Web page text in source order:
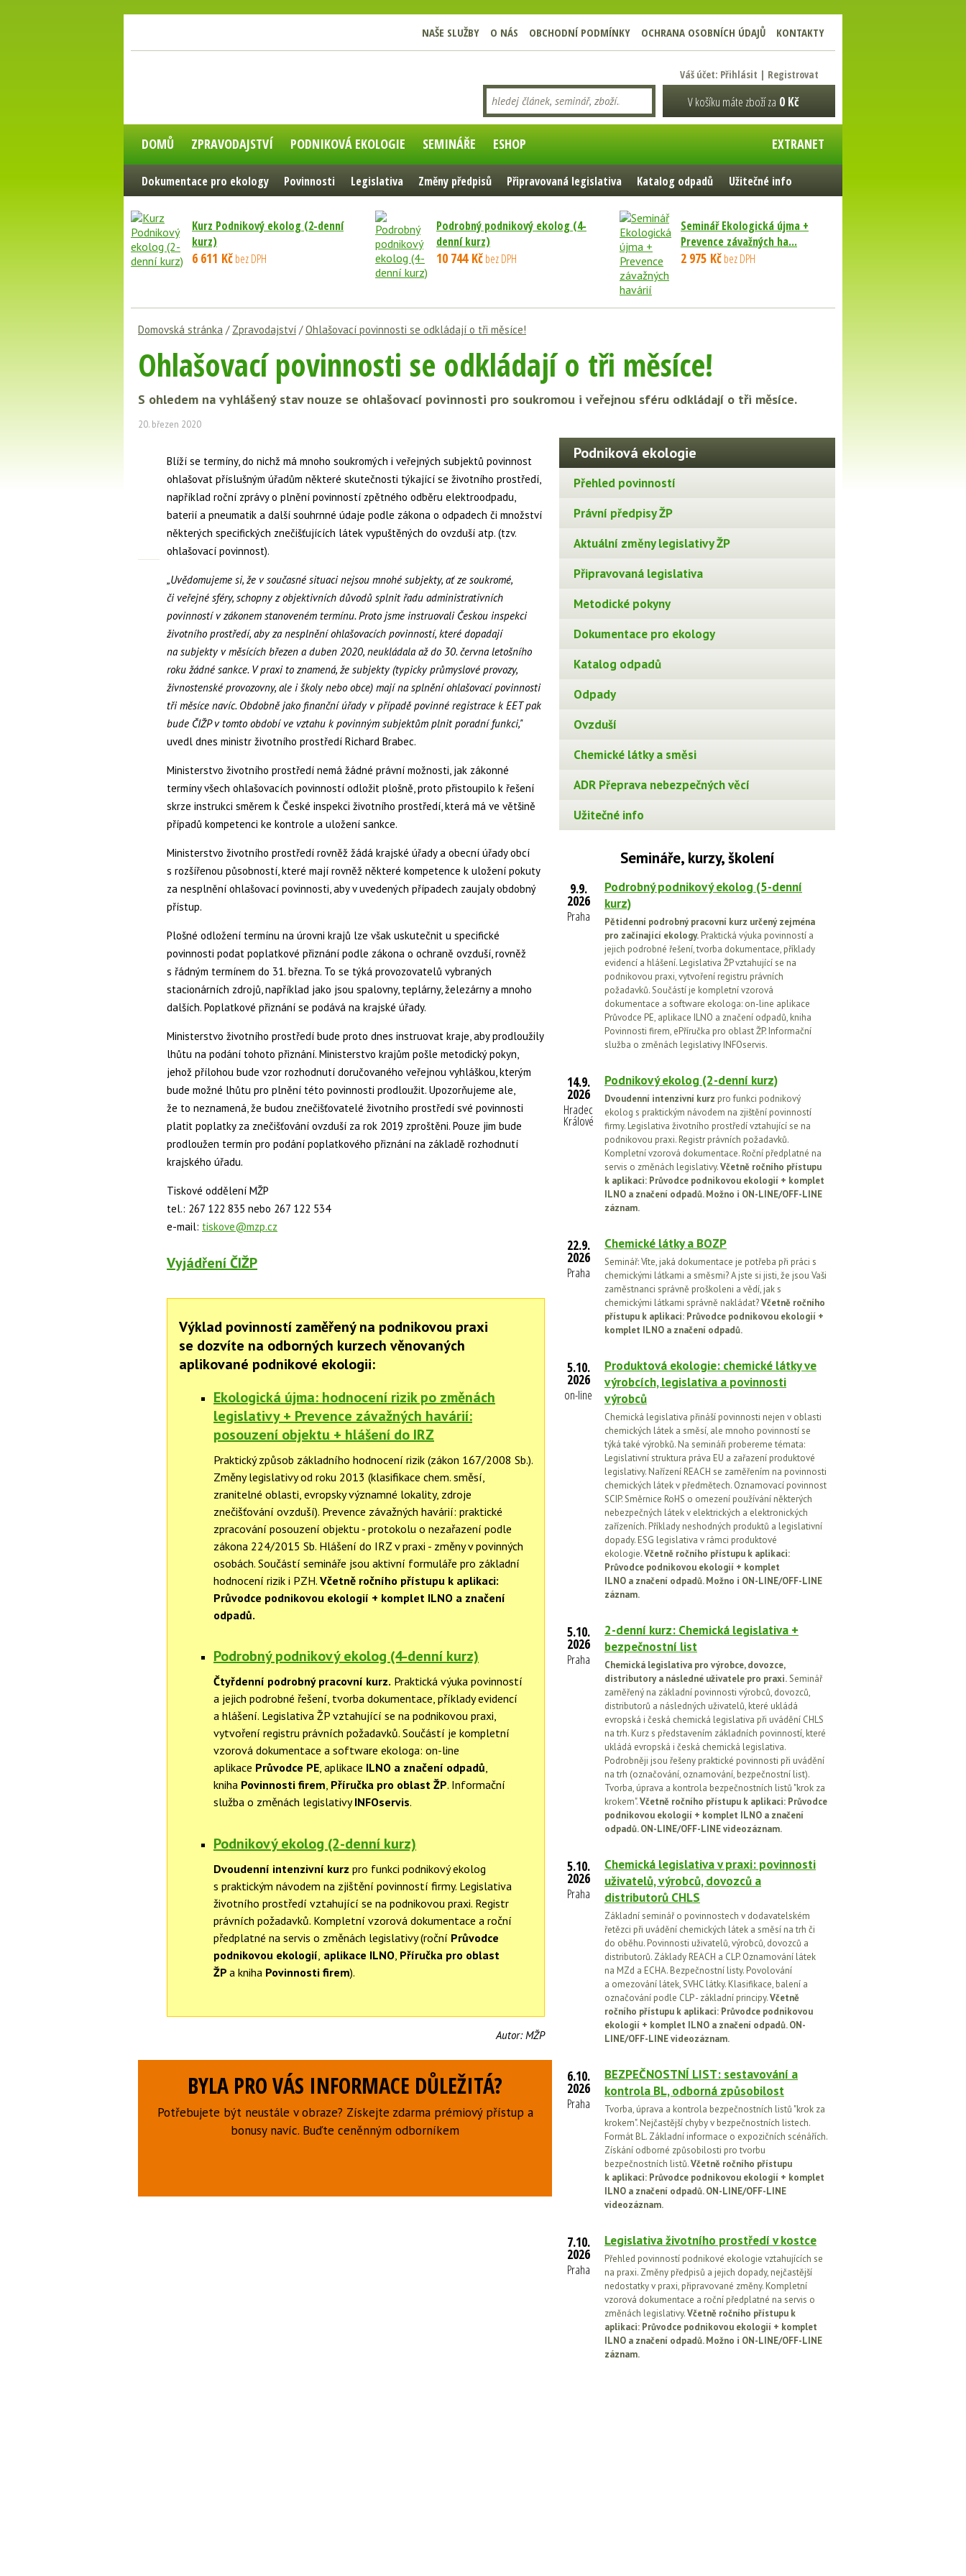
NAŠE SLUŽBY O NÁS OBCHODNÍ PODMÍNKY OCHRANA OSOBNÍCH ÚDAJŮ KONTAKTY
Váš účet: Přihlásit | Registrovat
V košíku máte zboží za 0 Kč
DOMŮ ZPRAVODAJSTVÍ PODNIKOVÁ EKOLOGIE SEMINÁŘE ESHOP EXTRANET
Dokumentace pro ekology Povinnosti Legislativa Změny předpisů Připravovaná legislativa Katalog odpadů Užitečné info
Kurz Podnikový ekolog (2-denní
kurz)
6 611 Kčbez DPH
Podrobný podnikový ekolog (4-
denní kurz)
10 744 Kčbez DPH
Seminář Ekologická újma +
Prevence závažných ha...
2 975 Kčbez DPH
Domovská stránka / Zpravodajství /Ohlašovací povinnosti se odkládají o tři měsíce!
Ohlašovací povinnosti se odkládají o tři měsíce!
S ohledem na vyhlášený stav nouze se ohlašovací povinnosti pro soukromou i veřejnou sféru odkládají o tři měsíce.
20. březen 2020
Blíží se termíny, do nichž má mnoho soukromých i veřejných subjektů povinnost
ohlašovat příslušným úřadům některé skutečnosti týkající se životního prostředí,
například roční zprávy o plnění povinností zpětného odběru elektroodpadu,
baterií a pneumatik a další souhrnné údaje podle zákona o odpadech či množství
některých specifických znečišťujících látek vypuštěných do ovzduší atp. (tzv.
ohlašovací povinnost).
„Uvědomujeme si, že v současné situaci nejsou mnohé subjekty, ať ze soukromé,
či veřejné sféry, schopny z objektivních důvodů splnit řadu administrativních
povinností v zákonem stanoveném termínu. Proto jsme instruovali Českou inspekci
životního prostředí, aby za nesplnění ohlašovacích povinností, které dopadají
na subjekty v měsících březen a duben 2020, neukládala až do 30. června letošního
roku žádné sankce. V praxi to znamená, že subjekty (typicky průmyslové provozy,
živnostenské provozovny, ale i školy nebo obce) mají na splnění ohlašovací povinnosti
tři měsíce navíc. Obdobně jako finanční úřady v případě povinné registrace k EET pak
bude ČIŽP v tomto období ve vztahu k povinným subjektům plnit poradní funkci,"
uvedl dnes ministr životního prostředí Richard Brabec.
Ministerstvo životního prostředí nemá žádné právní možnosti, jak zákonné
termíny všech ohlašovacích povinností odložit plošně, proto přistoupilo k řešení
skrze instrukci směrem k České inspekci životního prostředí, která má ve většině
případů kompetenci ke kontrole a uložení sankce.
Ministerstvo životního prostředí rovněž žádá krajské úřady a obecní úřady obcí
s rozšířenou působností, které mají rovněž některé kompetence k uložení pokuty
za nesplnění ohlašovací povinnosti, aby v uvedených případech zaujaly obdobný
přístup.
Plošné odložení termínu na úrovni krajů lze však uskutečnit u specifické
povinnosti podat poplatkové přiznání podle zákona o ochraně ovzduší, rovněž
s řádným termínem do 31. března. To se týká provozovatelů vybraných
stacionárních zdrojů, například jako jsou spalovny, teplárny, železárny a mnoho
dalších. Poplatkové přiznání se podává na krajské úřady.
Ministerstvo životního prostředí bude proto dnes instruovat kraje, aby prodloužily
lhůtu na podání tohoto přiznání. Ministerstvo krajům pošle metodický pokyn,
jehož přílohou bude vzor rozhodnutí doručovaného veřejnou vyhláškou, kterým
bude možné lhůtu pro plnění této povinnosti prodloužit. Upozorňujeme ale,
že to neznamená, že budou znečišťovatelé životního prostředí své povinnosti
platit poplatky za znečišťování ovzduší za rok 2019 zproštěni. Pouze jim bude
prodloužen termín pro podání poplatkového přiznání na základě rozhodnutí
krajského úřadu.
Tiskové oddělení MŽP
tel.: 267 122 835 nebo 267 122 534
e-mail: tiskove@mzp.cz
Vyjádření ČIŽP
Výklad povinností zaměřený na podnikovou praxi
se dozvíte na odborných kurzech věnovaných
aplikované podnikové ekologii:
Ekologická újma: hodnocení rizik po změnách
legislativy + Prevence závažných havárií:
posouzení objektu + hlášení do IRZ
Praktický způsob základního hodnocení rizik (zákon 167/2008 Sb.).
Změny legislativy od roku 2013 (klasifikace chem. směsí,
zranitelné oblasti, evropsky významné lokality, zdroje
znečišťování ovzduší). Prevence závažných havárií: praktické
zpracování posouzení objektu - protokolu o nezařazení podle
zákona 224/2015 Sb. Hlášení do IRZ v praxi - změny v povinných
osobách. Součástí semináře jsou aktivní formuláře pro základní
hodnocení rizik i PZH. Včetně ročního přístupu k aplikaci:
Průvodce podnikovou ekologií + komplet ILNO a značení
odpadů.
Podrobný podnikový ekolog (4-denní kurz)
Čtyřdenní podrobný pracovní kurz. Praktická výuka povinností
a jejich podrobné řešení, tvorba dokumentace, příklady evidencí
a hlášení. Legislativa ŽP vztahující se na podnikovou praxi,
vytvoření registru právních požadavků. Součástí je kompletní
vzorová dokumentace a software ekologa: on-line
aplikace Průvodce PE, aplikace ILNO a značení odpadů,
kniha Povinnosti firem, Příručka pro oblast ŽP. Informační
služba o změnách legislativyINFOservis.
Podnikový ekolog (2-denní kurz)
Dvoudenní intenzivní kurz pro funkci podnikový ekolog
s praktickým návodem na zjištění povinností firmy. Legislativa
životního prostředí vztahující se na podnikovou praxi. Registr
právních požadavků. Kompletní vzorová dokumentace a roční
předplatné na servis o změnách legislativy (roční Průvodce
podnikovou ekologií aplikace ILNO Příručka pro oblast
ŽP a kniha Povinnosti firem).
Autor:MŽP
BYLA PRO VÁS INFORMACE DŮLEŽITÁ?
Potřebujete být neustále v obraze? Získejte zdarma prémiový přístup a
bonusy navíc. Buďte ceněnným odborníkem
Podniková ekologie
Přehled povinností
Právní předpisy ŽP
Aktuální změny legislativy ŽP
Připravovaná legislativa
Metodické pokyny
Dokumentace pro ekology
Katalog odpadů
Odpady
Ovzduší
Chemické látky a směsi
ADR Přeprava nebezpečných věcí
Užitečné info
Semináře, kurzy, školení
9.9.
2026
Praha
Podrobný podnikový ekolog (5-denní
kurz)
Pětidenní podrobný pracovní kurz určený zejména
pro začínající ekology. Praktická výuka povinností a
jejich podrobné řešení, tvorba dokumentace, příklady
evidencí a hlášení. Legislativa ŽP vztahující se na
podnikovou praxi, vytvoření registru právních
požadavků. Součástí je kompletní vzorová
dokumentace a software ekologa: on-line aplikace
Průvodce PE, aplikace ILNO a značení odpadů, kniha
Povinnosti firem, ePříručka pro oblast ŽP. Informační
služba o změnách legislativy INFOservis.
14.9.
2026
Hradec
Králové
Podnikový ekolog (2-denní kurz)
Dvoudenní intenzivní kurz pro funkci podnikový
ekolog s praktickým návodem na zjištění povinností
firmy. Legislativa životního prostředí vztahující se na
podnikovou praxi. Registr právních požadavků.
Kompletní vzorová dokumentace. Roční předplatné na
servis o změnách legislativy.Včetně ročního přístupu
k aplikaci: Průvodce podnikovou ekologií + komplet
ILNO a značení odpadů. Možno i ON-LINE/OFF-LINE
záznam.
22.9.
2026
Praha
Chemické látky a BOZP
Seminář: Víte, jaká dokumentace je potřeba při práci s
chemickými látkami a směsmi? A jste si jisti, že jsou Vaši
zaměstnanci správně proškoleni a vědí, jak s
chemickými látkami správně nakládat?Včetně ročního
přístupu k aplikaci: Průvodce podnikovou ekologií +
komplet ILNO a značení odpadů.
5.10.
2026
on-line
Produktová ekologie: chemické látky ve
výrobcích, legislativa a povinnosti
výrobců
Chemická legislativa přináší povinnosti nejen v oblasti
chemických látek a směsí, ale mnoho povinností se
týká také výrobků. Na semináři probereme témata:
Legislativní struktura práva EU a zařazení produktové
legislativy. Nařízení REACH se zaměřením na povinnosti
chemických látek v předmětech. Oznamovací povinnost
SCIP. Směrnice RoHS o omezení používání některých
nebezpečných látek v elektrických a elektronických
zařízeních. Příklady neshodných produktů a legislativní
dopady. ESG legislativa v rámci produktové
ekologie.Včetně ročního přístupu k aplikaci:
Průvodce podnikovou ekologií + komplet
ILNO a značení odpadů. Možno i ON-LINE/OFF-LINE
záznam.
5.10.
2026
Praha
2-denní kurz: Chemická legislativa +
bezpečnostní list
Chemická legislativa pro výrobce, dovozce,
distributory a následné uživatele pro praxi.Seminář
zaměřený na základní povinnosti výrobců, dovozců,
distributorů a následných uživatelů, které ukládá
evropská i česká chemická legislativa při uvádění CHLS
na trh. Kurz s představením základních povinností, které
ukládá evropská i česká chemická legislativa.
Podrobněji jsou řešeny praktické povinnosti při uvádění
na trh (označování, oznamování, bezpečnostní list).
Tvorba, úprava a kontrola bezpečnostních listů "krok za
krokem".Včetně ročního přístupu k aplikaci: Průvodce
podnikovou ekologií + komplet ILNO a značení
odpadů. ON-LINE/OFF-LINE videozáznam.
5.10.
2026
Praha
Chemická legislativa v praxi: povinnosti
uživatelů, výrobců, dovozců a
distributorů CHLS
Základní seminář o povinnostech v dodavatelském
řetězci při uvádění chemických látek a směsí na trh či
do oběhu. Povinnosti uživatelů, výrobců, dovozců a
distributorů. Základy REACH a CLP. Oznamování látek
na MZd a ECHA. Bezpečnostní listy. Povolování
a omezování látek, SVHC látky. Klasifikace, balení a
označování podle CLP - základní principy.Včetně
ročního přístupu k aplikaci: Průvodce podnikovou
ekologií + komplet ILNO a značení odpadů. ON-
LINE/OFF-LINE videozáznam.
6.10.
2026
Praha
BEZPEČNOSTNÍ LIST: sestavování a
kontrola BL, odborná způsobilost
Tvorba, úprava a kontrola bezpečnostních listů "krok za
krokem". Nejčastější chyby v bezpečnostních listech.
Formát BL. Základní informace o expozičních scénářích.
Získání odborné způsobilosti pro tvorbu
bezpečnostních listů.Včetně ročního přístupu
k aplikaci: Průvodce podnikovou ekologií + komplet
ILNO a značení odpadů. ON-LINE/OFF-LINE
videozáznam.
7.10.
2026
Praha
Legislativa životního prostředí v kostce
Přehled povinností podnikové ekologie vztahujících se
na praxi. Změny předpisů a jejich dopady, nejčastější
nedostatky v praxi, připravované změny. Kompletní
vzorová dokumentace a roční předplatné na servis o
změnách legislativy.Včetně ročního přístupu k
aplikaci: Průvodce podnikovou ekologií + komplet
ILNO a značení odpadů. Možno i ON-LINE/OFF-LINE
záznam.